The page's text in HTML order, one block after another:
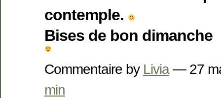
contemple.
Bises de bon dimanche
Commentaire by Livia— 27
min